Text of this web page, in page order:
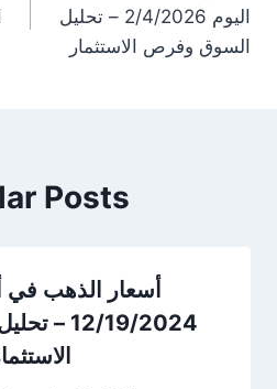
اليوم 2/4/2026 – تحليل
السوق وفرص الاستثمار
Posts
أسعار الذهب في
12/19/